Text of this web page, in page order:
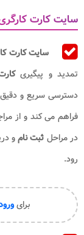
سایت کارت
سایت کارت
تمدید و پیگیری
دسترسی سریع و
فراهم می کند و از
در مراحل ثبت نامو
رود.
برای